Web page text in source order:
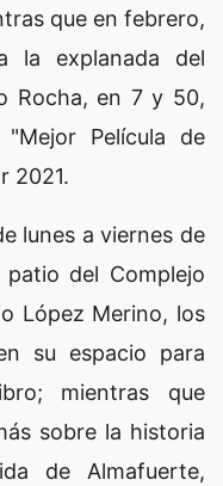
que en febrero,
la explanada del
Rocha, en 7 y 50,
Película de
2021.
lunes a viernes de
del Complejo
López Merino, los
su espacio para
mientras que
sobre la historia
de Almafuerte,